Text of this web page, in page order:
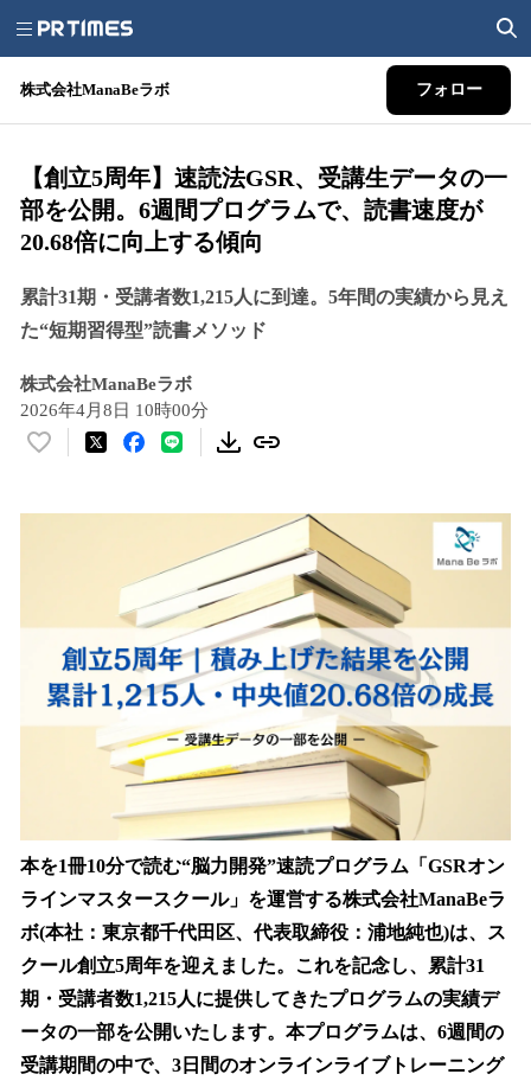
株式会社ManaBeラボ フォロー
【創立5周年】速読法GSR、受講生データの一
部を公開。6週間プログラムで、読書速度が
20.68倍に向上する傾向
累計31期・受講者数1,215人に到達。5年間の実績から見え
た“短期習得型”読書メソッド
株式会社ManaBeラボ
2026年4月8日 10時00分
い
み
中
で
本を1冊10分で読む“脳力開発”速読プログラム「GSRオン
ラインマスタースクール」を運営する株式会社ManaBeラ
ボ(本社：東京都千代田区、代表取締役：浦地純也)は、ス
クール創立5周年を迎えました。これを記念し、累計31
期・受講者数1,215人に提供してきたプログラムの実績デ
ータの一部を公開いたします。本プログラムは、6週間の
受講期間の中で、3日間のオンラインライブトレーニング